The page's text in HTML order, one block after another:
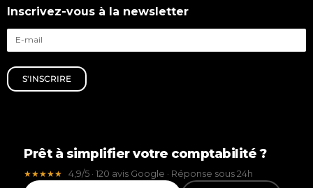
Inscrivez-vous à la newsletter
S'INSCRIRE
Prêt à simplifier votre comptabilité ?
★★★★★ 4,9/5 · 120 avis Google · Réponse sous 24h